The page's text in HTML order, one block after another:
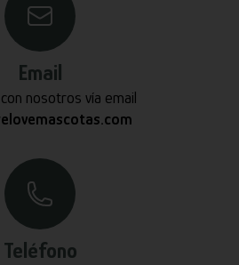
Email
nosotros vía email
Teléfono